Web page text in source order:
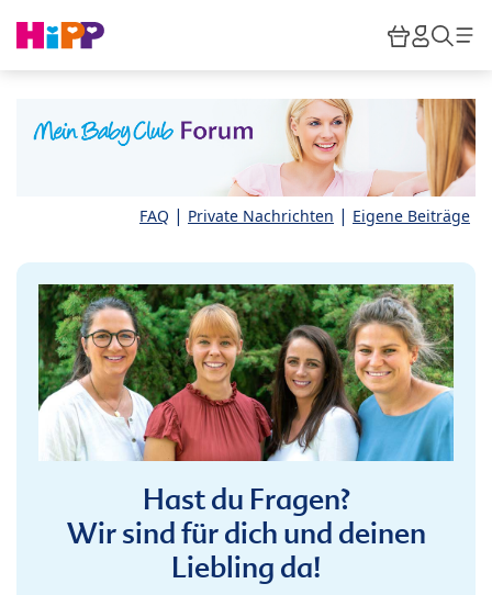
HiPP
FAQ | Private Nachrichten | Eigene Beiträge
Hast du Fragen?
Wir sind für dich und deinen
Liebling da!